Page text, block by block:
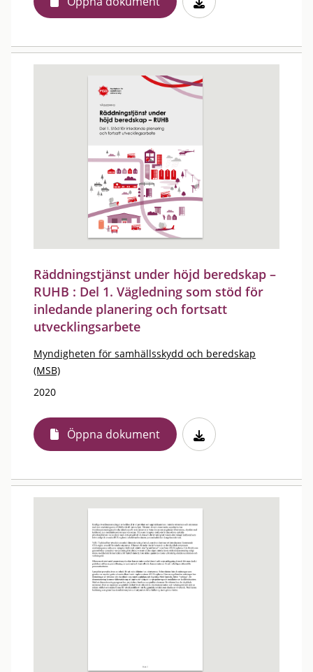
Räddningstjänst under höjd beredskap –
RUHB : Del 1. Vägledning som stöd för
inledande planering och fortsatt
utvecklingsarbete
Myndigheten för samhällsskydd och beredskap
(MSB)
2020
Öppna dokument